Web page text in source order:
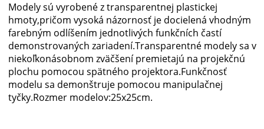
Modely sú vyrobené z transparentnej plastickej
hmoty,pričom vysoká názornosť je docielená vhodným
farebným odlíšením jednotlivých funkčních častí
demonstrovaných zariadení.Transparentné modely sa v
niekoľkonásobnom zväčšení premietajú na projekčnú
plochu pomocou spätného projektora.Funkčnosť
modelu sa demonštruje pomocou manipulačnej
tyčky.Rozmer modelov:25x25cm.